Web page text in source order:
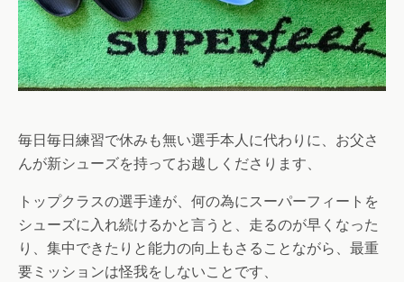
毎日毎日練習で休みも無い選手本人に代わりに、お父さ
んが新シューズを持ってお越しくださります、
トップクラスの選手達が、何の為にスーパーフィートを
シューズに入れ続けるかと言うと、走るのが早くなった
り、集中できたりと能力の向上もさることながら、最重
要ミッションは怪我をしないことです、